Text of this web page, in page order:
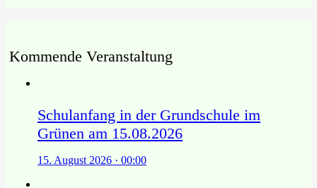
Kommende Veranstaltung
Schulanfang in der Grundschule im
Grünen am 15.08.2026
15. August 2026 · 00:00